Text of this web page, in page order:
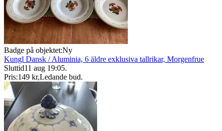
Badge på objektet:Ny
Kungl Dansk / Aluminia, 6 äldre exklusiva tallrikar, Morgenfrue
Sluttid11 aug 19:05.
Pris:149 kr,Ledande bud.